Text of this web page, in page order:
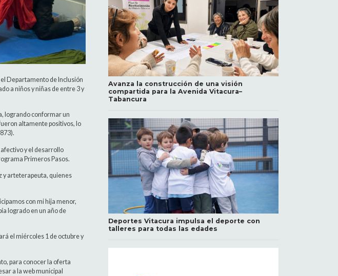
Departamento de Inclusión
a niños y niñas de entre 3 y
logrando conformar un
altamente positivos, lo
y el desarrollo
Primeros Pasos.
y arteterapeuta, quienes
con mi hija menor,
logrado en un año de
el miércoles 1 de octubre y
para conocer la oferta
a la web municipal
Avanza la construcción de una visión
compartida para la Avenida Vitacura–
Tabancura
Deportes Vitacura impulsa el deporte con
talleres para todas las edades